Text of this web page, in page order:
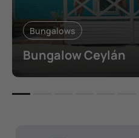
Bungalows
Bungalow Ceylán